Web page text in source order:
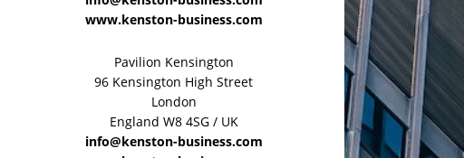
www.kenston-business.com
Pavilion Kensington
96 Kensington High Street
London
England W8 4SG / UK
info@kenston-business.com